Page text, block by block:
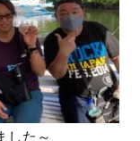
した～